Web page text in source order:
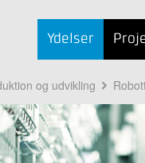
Ydelser
og udvikling